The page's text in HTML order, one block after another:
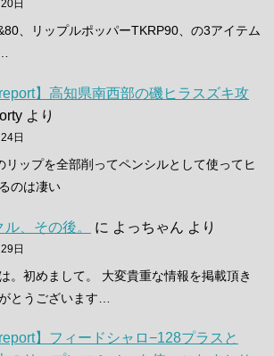
日
、リップルポッパーTKRP90、の3アイテム
report】高知県南西部の磯ヒラスズキ攻
より
日
リップを全部削ってペンシルとして使ってヒ
のは凄い
、その後。 に よっちゃん より
日
。初めまして。 大変貴重な情報を掲載頂き
とうございます…
report】フィードシャロ−128プラスと